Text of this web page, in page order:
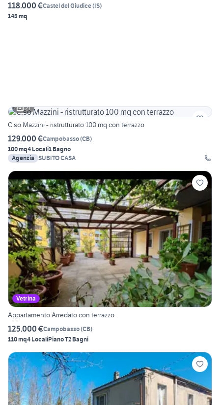
118.000 €Castel del Giudice(IS)
145 mq
21
C.so Mazzini - ristrutturato 100 mq con terrazzo
129.000 €Campobasso(CB)
100 mq4 Locali1 Bagno
Agenzia SUBITO CASA
Vetrina
Appartamento Arredato con terrazzo
125.000 €Campobasso(CB)
110 mq4 LocaliPiano T2 Bagni